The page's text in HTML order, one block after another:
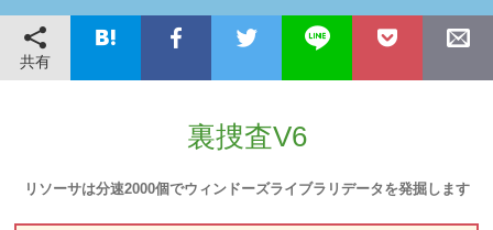
共有
裏捜査V6
リソーサは分速2000個でウィンドーズライブラリデータを発掘します